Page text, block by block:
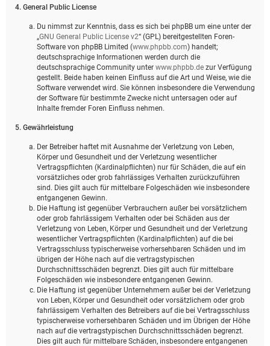
4. General Public License
Du nimmst zur Kenntnis, dass es sich bei phpBB um eine unter der
„GNU General Public License v2“ (GPL) bereitgestellten Foren-
Software von phpBB Limited (www.phpbb.com) handelt;
deutschsprachige Informationen werden durch die
deutschsprachige Community unter www.phpbb.de zur Verfügung
gestellt. Beide haben keinen Einfluss auf die Art und Weise, wie die
Software verwendet wird. Sie können insbesondere die Verwendung
der Software für bestimmte Zwecke nicht untersagen oder auf
Inhalte fremder Foren Einfluss nehmen.
5. Gewährleistung
Der Betreiber haftet mit Ausnahme der Verletzung von Leben,
Körper und Gesundheit und der Verletzung wesentlicher
Vertragspflichten (Kardinalpflichten) nur für Schäden, die auf ein
vorsätzliches oder grob fahrlässiges Verhalten zurückzuführen
sind. Dies gilt auch für mittelbare Folgeschäden wie insbesondere
entgangenen Gewinn.
Die Haftung ist gegenüber Verbrauchern außer bei vorsätzlichem
oder grob fahrlässigem Verhalten oder bei Schäden aus der
Verletzung von Leben, Körper und Gesundheit und der Verletzung
wesentlicher Vertragspflichten (Kardinalpflichten) auf die bei
Vertragsschluss typischerweise vorhersehbaren Schäden und im
übrigen der Höhe nach auf die vertragstypischen
Durchschnittsschäden begrenzt. Dies gilt auch für mittelbare
Folgeschäden wie insbesondere entgangenen Gewinn.
Die Haftung ist gegenüber Unternehmern außer bei der Verletzung
von Leben, Körper und Gesundheit oder vorsätzlichem oder grob
fahrlässigem Verhalten des Betreibers auf die bei Vertragsschluss
typischerweise vorhersehbaren Schäden und im Übrigen der Höhe
nach auf die vertragstypischen Durchschnittsschäden begrenzt.
Dies gilt auch für mittelbare Schäden, insbesondere entgangenen